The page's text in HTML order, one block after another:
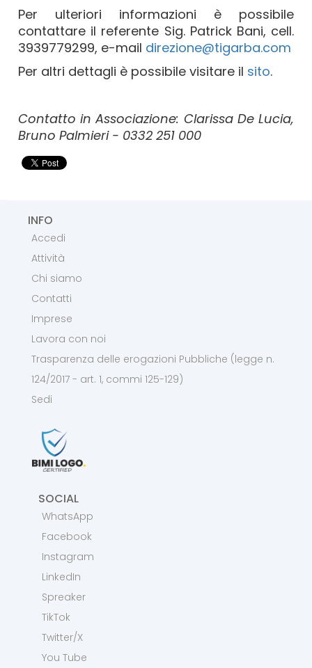
Per ulteriori informazioni è possibile
contattare il referente Sig. Patrick Bani, cell.
3939779299, e-mail direzione@tigarba.com
Per altri dettagli è possibile visitare il sito.
Contatto in Associazione: Clarissa De Lucia,
Bruno Palmieri - 0332 251 000
INFO
Accedi
Attività
Chi siamo
Contatti
Imprese
Lavora con noi
Trasparenza delle erogazioni Pubbliche (legge n.
124/2017 - art. 1, commi 125-129)
Sedi
SOCIAL
WhatsApp
Facebook
Instagram
LinkedIn
Spreaker
TikTok
Twitter/X
You Tube